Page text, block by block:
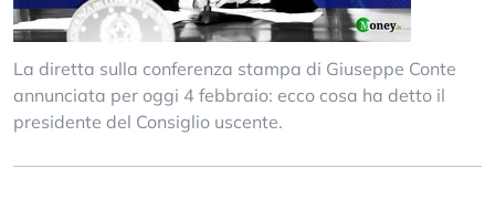
La diretta sulla conferenza stampa di Giuseppe Conte
annunciata per oggi 4 febbraio: ecco cosa ha detto il
presidente del Consiglio uscente.